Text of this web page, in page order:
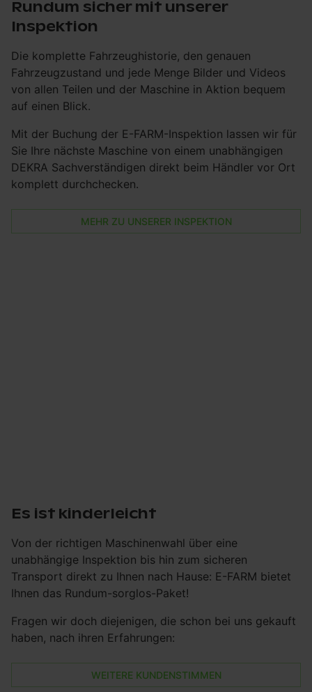
Rundum sicher mit unserer
Inspektion
Die komplette Fahrzeughistorie, den genauen
Fahrzeugzustand und jede Menge Bilder und Videos
von allen Teilen und der Maschine in Aktion bequem
auf einen Blick.
Mit der Buchung der E-FARM-Inspektion lassen wir für
Sie Ihre nächste Maschine von einem unabhängigen
DEKRA Sachverständigen direkt beim Händler vor Ort
komplett durchchecken.
MEHR ZU UNSERER INSPEKTION
Es ist kinderleicht
Von der richtigen Maschinenwahl über eine
unabhängige Inspektion bis hin zum sicheren
Transport direkt zu Ihnen nach Hause: E-FARM bietet
Ihnen das Rundum-sorglos-Paket!
Fragen wir doch diejenigen, die schon bei uns gekauft
haben, nach ihren Erfahrungen:
WEITERE KUNDENSTIMMEN